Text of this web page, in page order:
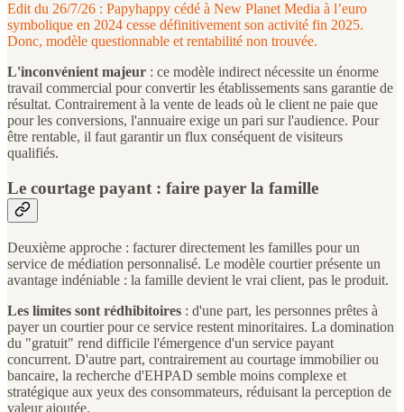
Edit du 26/7/26 : Papyhappy cédé à New Planet Media à l’euro
symbolique en 2024 cesse définitivement son activité fin 2025.
Donc, modèle questionnable et rentabilité non trouvée.
L'inconvénient majeur : ce modèle indirect nécessite un énorme
travail commercial pour convertir les établissements sans garantie de
résultat. Contrairement à la vente de leads où le client ne paie que
pour les conversions, l'annuaire exige un pari sur l'audience. Pour
être rentable, il faut garantir un flux conséquent de visiteurs
qualifiés.
Le courtage payant : faire payer la famille
Deuxième approche : facturer directement les familles pour un
service de médiation personnalisé. Le modèle courtier présente un
avantage indéniable : la famille devient le vrai client, pas le produit.
Les limites sont rédhibitoires : d'une part, les personnes prêtes à
payer un courtier pour ce service restent minoritaires. La domination
du "gratuit" rend difficile l'émergence d'un service payant
concurrent. D'autre part, contrairement au courtage immobilier ou
bancaire, la recherche d'EHPAD semble moins complexe et
stratégique aux yeux des consommateurs, réduisant la perception de
valeur ajoutée.